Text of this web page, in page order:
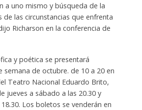
a uno mismo y búsqueda de la
de las circunstancias que enfrenta
Richarson en la conferencia de
y poética se presentará
semana de octubre. de 10 a 20 en
Teatro Nacional Eduardo Brito,
jueves a sábado a las 20.30 y
Los boletos se venderán en